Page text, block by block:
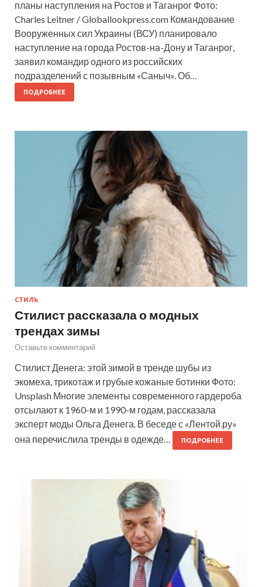
планы наступления на Ростов и Таганрог Фото:
Charles Leitner / Globallookpress.com Командование
Вооруженных сил Украины (ВСУ) планировало
наступление на города Ростов-на-Дону и Таганрог,
заявил командир одного из российских
подразделений с позывным «Саныч». Об…
ПОДРОБНЕЕ
СТИЛЬ
Стилист рассказала о модных
трендах зимы
Оставьте комментарий
Стилист Денега: этой зимой в тренде шубы из
экомеха, трикотаж и грубые кожаные ботинки Фото:
Unsplash Многие элементы современного гардероба
отсылают к 1960-м и 1990-м годам, рассказала
эксперт моды Ольга Денега. В беседе с «Лентой.ру»
она перечислила тренды в одежде…
ПОДРОБНЕЕ